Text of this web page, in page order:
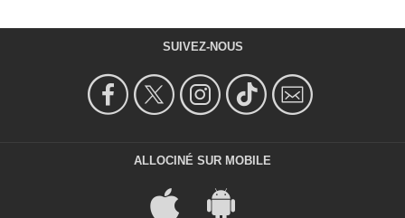
SUIVEZ-NOUS
ALLOCINÉ SUR MOBILE